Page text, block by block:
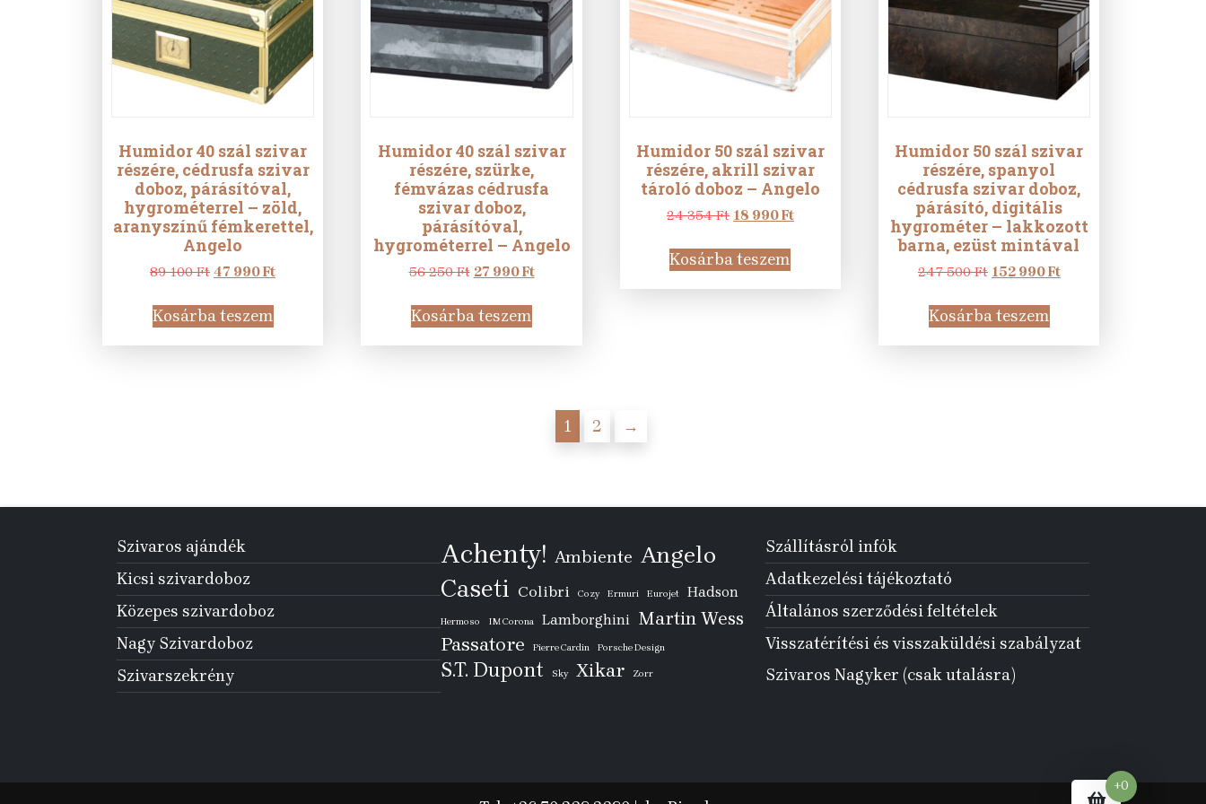
Humidor 40 szál szivar
részére, cédrusfa szivar
doboz, párásítóval,
hygrométerrel – zöld,
aranyszínű fémkerettel,
Angelo
89 100Ft Original
was:
89
100 Ft.
47 990FtCurrent
990 Ft.
Kosárba teszem
Humidor 40 szál szivar
részére, szürke,
fémvázas cédrusfa
szivar doboz,
párásítóval,
hygrométerrel – Angelo
56 250Ft Original
was:
56
250 Ft.
27 990FtCurrent
990 Ft.
Kosárba teszem
Humidor 50 szál szivar
részére, akrill szivar
tároló doboz – Angelo
24 354Ft Original
was:
24
354 Ft.
18 990FtCurrent
990 Ft.
Kosárba teszem
Humidor 50 szál szivar
részére, spanyol
cédrusfa szivar doboz,
párásító, digitális
hygrométer – lakkozott
barna, ezüst mintával
247 500Ft Original
was:
247
500 Ft.
152 990FtCurrent
990 Ft.
Kosárba teszem
1 2 →
Szivaros ajándék
Kicsi szivardoboz
Közepes szivardoboz
Nagy Szivardoboz
Szivarszekrény
Achenty! Ambiente Angelo
Caseti Colibri Cozy Ermuri Eurojet Hadson
Hermoso IM Corona Lamborghini Martin Wess
Passatore Pierre Cardin Porsche Design
S.T. Dupont Sky Xikar Zorr
Szállításról infók
Adatkezelési tájékoztató
Általános szerződési feltételek
Visszatérítési és visszaküldési szabályzat
Szivaros Nagyker (csak utalásra)
+0